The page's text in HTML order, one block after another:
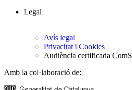
Legal
Avís legal
Privacitat i Cookies
Audiència certificada
Amb la col·laboració de: